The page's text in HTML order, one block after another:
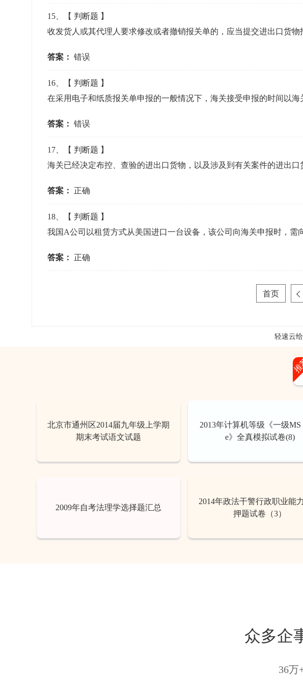
15 、【 判断题 】
收发货人或其代理人要求修改或者撤销报关单的，应当提交进出口货物
答案： 错误
16 、【 判断题 】
在采用电子和纸质报关单申报的一般情况下，海关接受申报的时间以海
答案： 错误
17 、【 判断题 】
海关已经决定布控、查验的进出口货物，以及涉及到有关案件的进出口
答案： 正确
18 、【 判断题 】
我国A公司以租赁方式从美国进口一台设备，该公司向海关申报时，需
答案： 正确
首页
轻速云
北京市通州区2014届九年级上学期
期末考试语文试题
2013年计算机等级《一级MS
e》全真模拟试卷(8)
2009年自考法理学选择题汇总
2014年政法干警行政职业能
押题试卷（3）
众多企
36万